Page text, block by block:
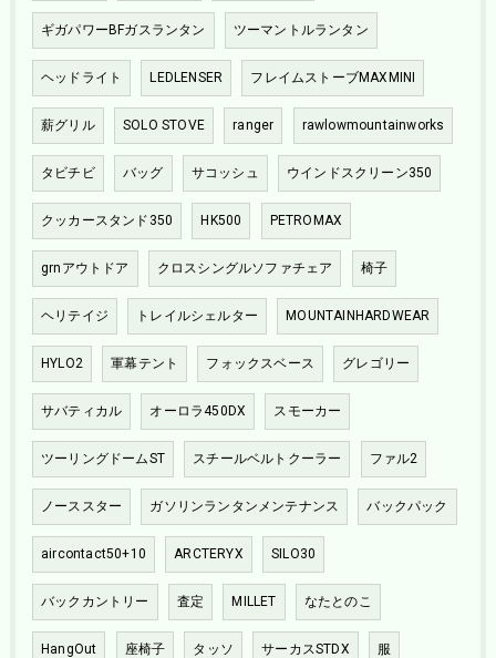
ギガパワーBFガスランタン ツーマントルランタン
ヘッドライト LEDLENSER フレイムストーブMAXMINI
薪グリル SOLO STOVE ranger rawlowmountainworks
タビチビ バッグ サコッシュ ウインドスクリーン350
クッカースタンド350 HK500 PETROMAX
grnアウトドア クロスシングルソファチェア 椅子
ヘリテイジ トレイルシェルター MOUNTAINHARDWEAR
HYLO2 軍幕テント フォックスベース グレゴリー
サバティカル オーロラ450DX スモーカー
ツーリングドームST スチールベルトクーラー ファル2
ノーススター ガソリンランタンメンテナンス バックパック
aircontact50+10 ARCTERYX SILO30
バックカントリー 査定 MILLET なたとのこ
HangOut 座椅子 タッソ サーカスSTDX 服